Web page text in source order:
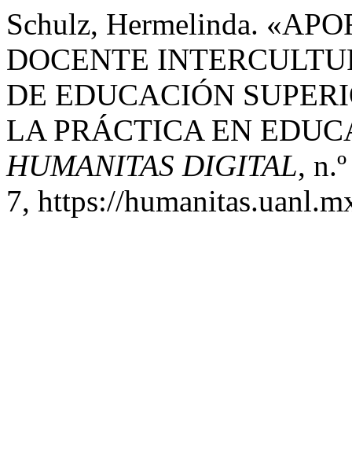
Schulz, Hermelinda.
DOCENTE
DE EDUCACIÓN
LA PRÁCTICA EN
HUMANITAS DIGITAL,
7, https://